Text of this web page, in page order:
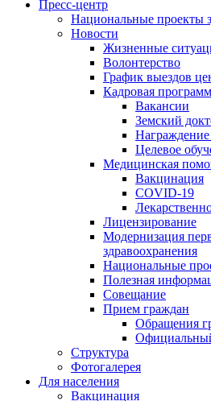
Пресс-центр
Национальные проекты
Новости
Жизненные
Волонтерство
График выездов
Кадровая
Вакансии
Земский
Целевое
Медицинская
Вакцинация
COVID-19
Лицензирование
Модернизация
здравоохранения
Национальные
Полезная
Совещание
Прием граждан
Обращения
Структура
Фотогалерея
Для населения
Вакцинация